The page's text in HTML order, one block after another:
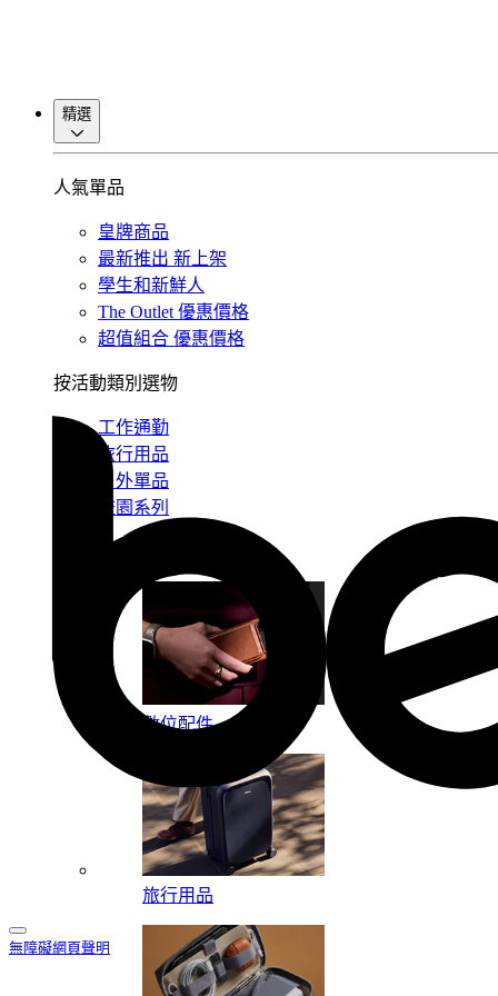
無障礙網頁聲明
精選
人氣單品
皇牌商品
最新推出 新上架
學生和新鮮人
The Outlet 優惠價格
超值組合 優惠價格
按活動類別選物
工作通勤
旅行用品
戶外單品
校園系列
數位配件
旅行用品